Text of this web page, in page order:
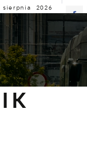
2026
21°C
Cennik